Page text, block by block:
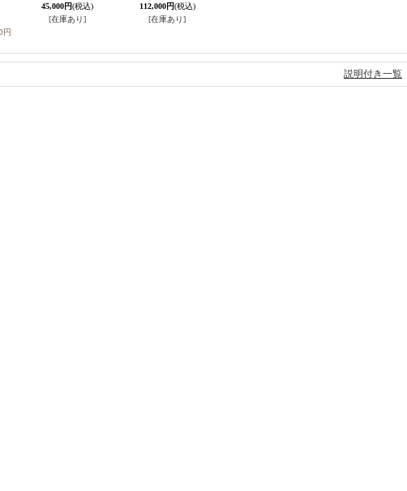
円
45,000円(税込)
[在庫あり]
112,000円(税込)
[在庫あり]
説明付き一覧